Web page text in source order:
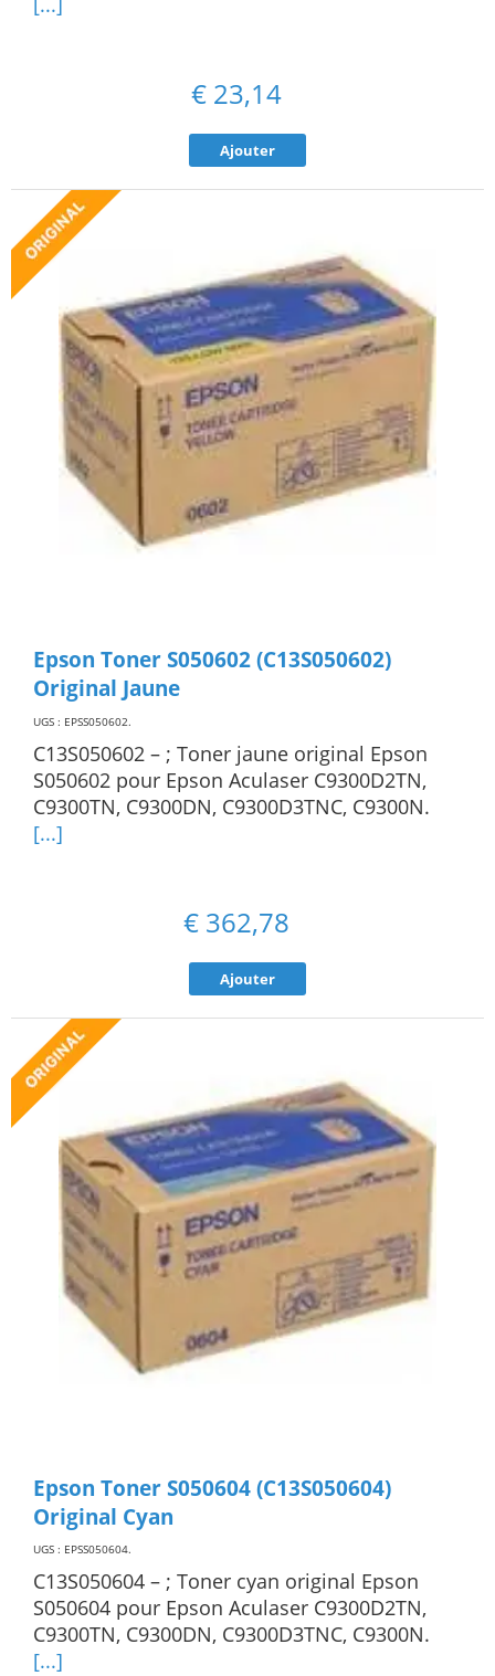
€ 23,14
Ajouter
Epson Toner S050602 (C13S050602)
Original Jaune
UGS : EPSS050602.
C13S050602 – ; Toner jaune original Epson
S050602 pour Epson Aculaser C9300D2TN,
C9300TN, C9300DN, C9300D3TNC, C9300N.
[...]
€ 362,78
Ajouter
Epson Toner S050604 (C13S050604)
Original Cyan
UGS : EPSS050604.
C13S050604 – ; Toner cyan original Epson
S050604 pour Epson Aculaser C9300D2TN,
C9300TN, C9300DN, C9300D3TNC, C9300N.
[...]